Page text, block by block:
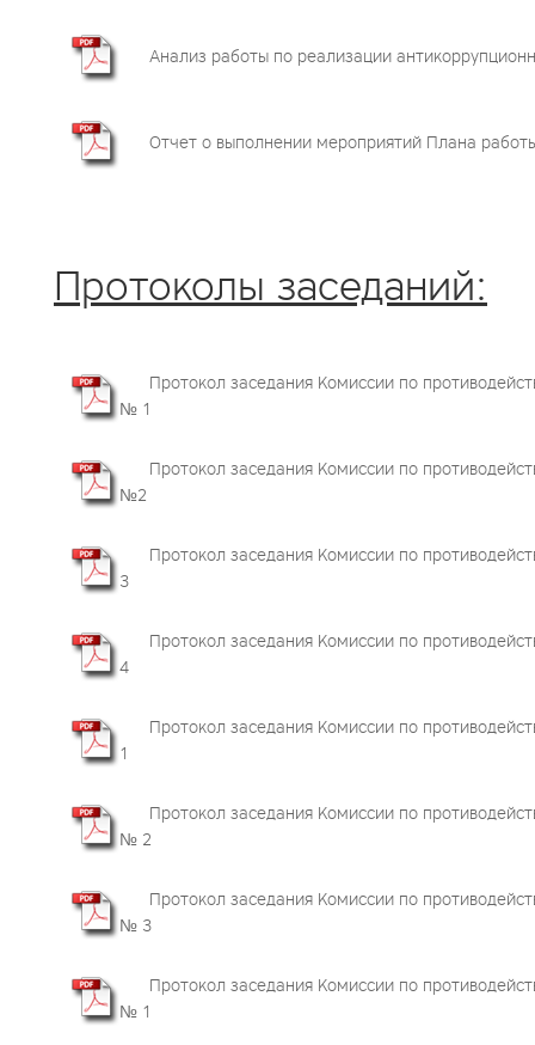
Анализ работы по реализации
Отчет о выполнении мероприятий Плана
Протоколы заседаний:
Протокол заседания Комиссии по
№ 1
Протокол заседания Комиссии по
№2
Протокол заседания Комиссии по
3
Протокол заседания Комиссии по
4
Протокол заседания Комиссии по
1
Протокол заседания Комиссии по
№ 2
Протокол заседания Комиссии по
№ 3
Протокол заседания Комиссии по
№ 1